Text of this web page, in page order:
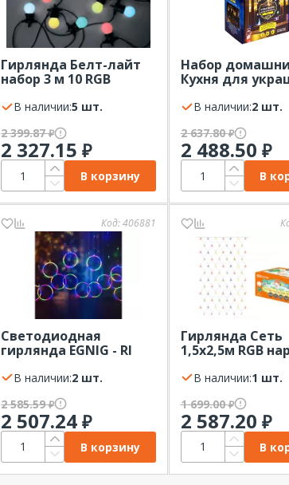
Гирлянда Белт-лайт
набор 3 м 10 RGB
трансфом каучук 24В
В наличии:
5 шт.
2 399.87₽
2 327.15₽
В корзину
Набор
Кухня для
интерьеров RGB
В наличии:
2 шт.
2 637.80₽
2 488.50 ₽
В
Код:406881
Светодиодная
гирлянда ЕGNIG - RI
занавес Неоновые
кольца 8 режимов
2,4*0,65 м
мультиколор IP20 ЭРА
В наличии:
2 шт.
2 585.59₽
2 507.24₽
В корзину
Гирлянда Сеть
1,5х2,5м RGB
использование
TDMВ наличии:
1 шт.
1 699.00₽
2 587.20 ₽
В